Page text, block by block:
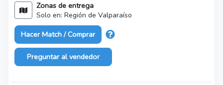
Zonas de entrega
Solo en: Región de Valparaíso
Hacer Match / Comprar
Preguntar al vendedor